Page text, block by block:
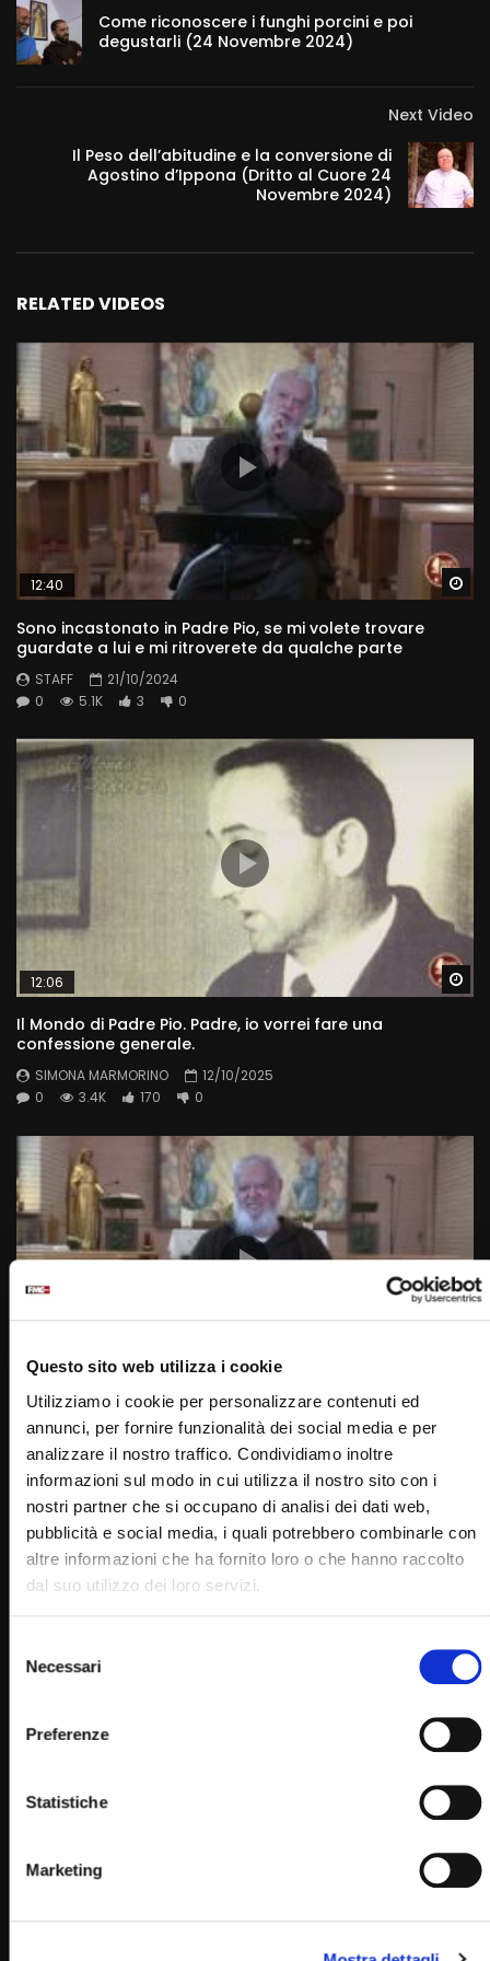
Questo sito web utilizza i cookie
Utilizziamo i cookie per personalizzare contenuti ed
annunci, per fornire funzionalità dei social media e per
analizzare il nostro traffico. Condividiamo inoltre
informazioni sul modo in cui utilizza il nostro sito con i
nostri partner che si occupano di analisi dei dati web,
pubblicità e social media, i quali potrebbero combinarle con
altre informazioni che ha fornito loro o che hanno raccolto
dal suo utilizzo dei loro servizi.
delNecessari
Preferenze
Statistiche
Marketing
Come riconoscere i funghi porcini e poi
degustarli (24 Novembre 2024)
Next Video
Il Peso dell’abitudine e la conversione di
Agostino d’Ippona (Dritto al Cuore 24
Novembre 2024)
RELATED VIDEOS
12:40
Sono incastonato in Padre Pio, se mi volete trovare
guardate a lui e mi ritroverete da qualche parte
STAFF
21/10/2024
0
5.1K 3 0
12:06
Il Mondo di Padre Pio. Padre, io vorrei fare una
confessione generale.
SIMONA MARMORINO
12/10/2025
0
3.4K 170 0
13:15
La vita accanto a Padre Pio era come una musica di Dio:
le note e le parole le capisce lo Spirito
STAFF
27/10/2024
Padre Onorato, prega Padre Pio che possiamo, come
STAFF